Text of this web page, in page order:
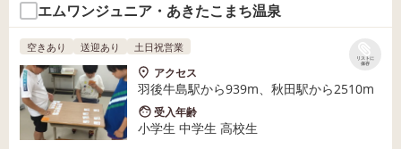
エムワンジュニア・あきたこまち温泉
リストに
保存
空きあり 送迎あり 土日祝営業
アクセス
羽後牛島駅から939m、秋田駅から2510m
受入年齢
小学生 中学生 高校生